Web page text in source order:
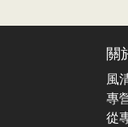
關
風
專
從